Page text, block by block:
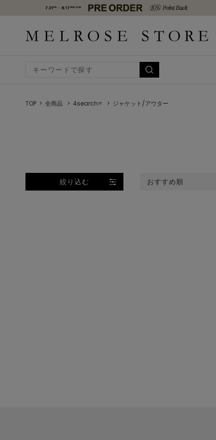
TOP 全商品 4search= ジャケット/アウター
絞り込む おすすめ順